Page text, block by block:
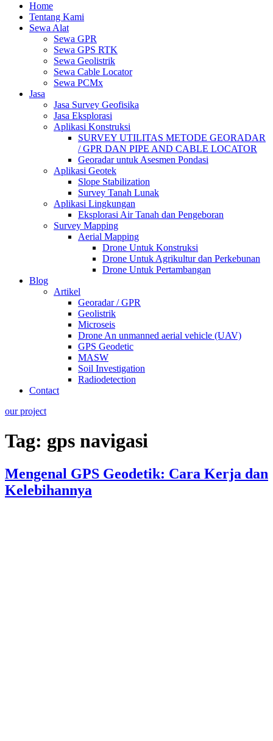
Home
Tentang Kami
Sewa Alat
Sewa GPR
Sewa GPS RTK
Sewa Geolistrik
Sewa Cable Locator
Sewa PCMx
Jasa
Jasa Survey Geofisika
Jasa Eksplorasi
Aplikasi Konstruksi
SURVEY UTILITAS METODE GEORADAR
/ GPR DAN PIPE AND CABLE LOCATOR
Georadar untuk Asesmen Pondasi
Aplikasi Geotek
Slope Stabilization
Survey Tanah Lunak
Aplikasi Lingkungan
Eksplorasi Air Tanah dan Pengeboran
Survey Mapping
Aerial Mapping
Drone Untuk Konstruksi
Drone Untuk Agrikultur dan Perkebunan
Drone Untuk Pertambangan
Blog
Artikel
Georadar / GPR
Geolistrik
Microseis
Drone An unmanned aerial vehicle (UAV)
GPS Geodetic
MASW
Soil Investigation
Radiodetection
Contact
our project
Tag: gps navigasi
Mengenal GPS Geodetik: Cara Kerja dan
Kelebihannya